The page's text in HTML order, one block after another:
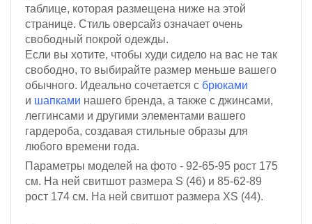
таблице, которая размещена ниже на этой
странице. Стиль оверсайз означает очень
свободный покрой одежды.
Если вы хотите, чтобы худи сидело на вас не так
свободно, то выбирайте размер меньше вашего
обычного. Идеально сочетается с брюками
и шапками нашего бренда, а также с джинсами,
леггинсами и другими элементами вашего
гардероба, создавая стильные образы для
любого времени года.
Параметры моделей на фото - 92-65-95 рост 175
см. На ней свитшот размера S (46) и 85-62-89
рост 174 см. На ней свитшот размера XS (44).